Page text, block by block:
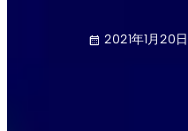
2021年1月20日